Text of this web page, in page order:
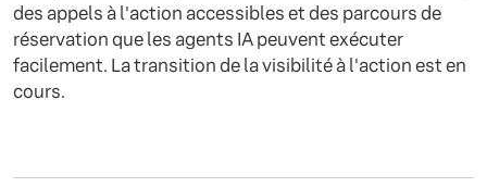
des appels à l'action accessibles et des parcours de
réservation que les agents IA peuvent exécuter
facilement. La transition de la visibilité à l'action est en
cours.